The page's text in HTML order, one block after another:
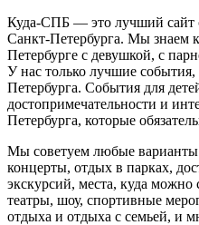
Куда-СПБ — это лучший сайт
Санкт-Петербурга. Мы знаем
Петербурге с девушкой, с
У нас только лучшие
Петербурга. События для
достопримечательности и
Петербурга, которые
Мы советуем любые
концерты, отдых в парках,
экскурсий, места, куда можно
театры, шоу, спортивные
отдыха и отдыха с семьей, и